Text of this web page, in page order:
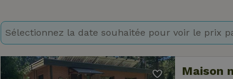
Sélectionnez la date souhaitée pour voir le prix
Maison